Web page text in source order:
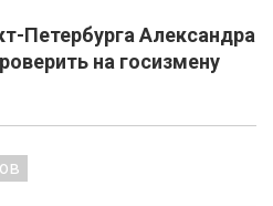
Петербурга Александра
на госизмену